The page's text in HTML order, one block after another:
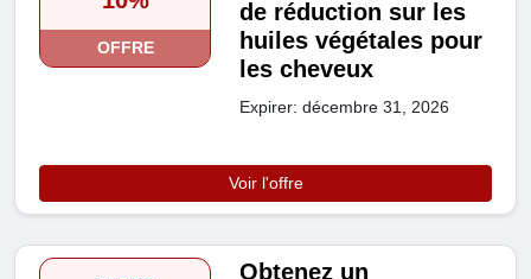
OFFRE
de réduction sur les
huiles végétales pour
les cheveux
Expirer: décembre 31, 2026
Voir l'offre
Obtenez un